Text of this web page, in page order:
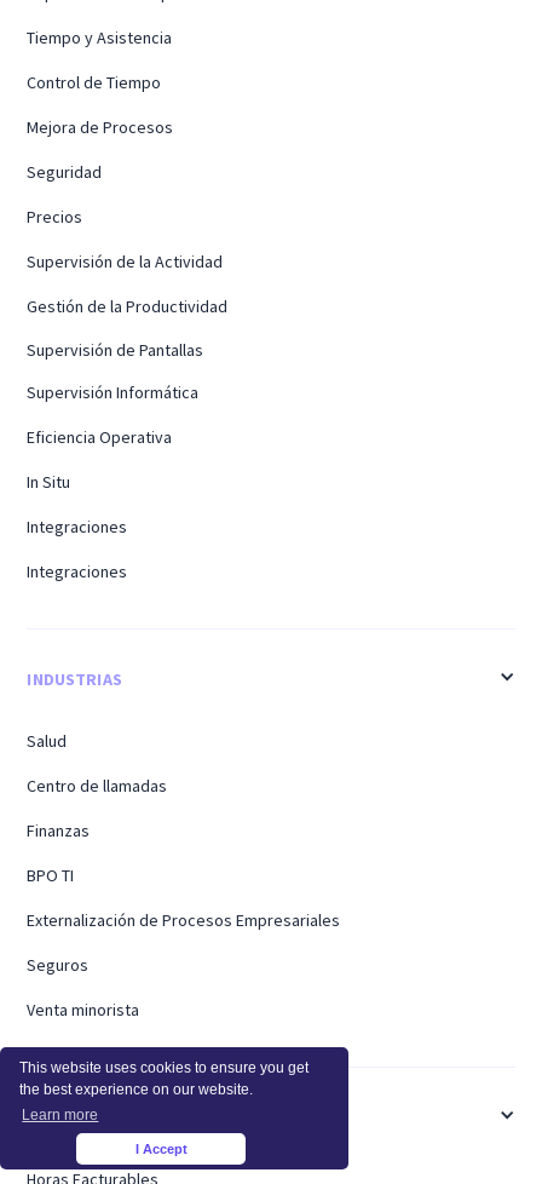
This website uses cookies to ensure you get
the best experience on our website.
Learn more
I Accept
Tiempo y Asistencia
Control de Tiempo
Mejora de Procesos
Seguridad
Precios
Supervisión de la Actividad
Gestión de la Productividad
Supervisión de Pantallas
Supervisión Informática
Eficiencia Operativa
In Situ
Integraciones
Integraciones
INDUSTRIAS
Salud
Centro de llamadas
Finanzas
BPO TI
Externalización de Procesos Empresariales
Seguros
Venta minorista
CASOS DE USO
Horas Facturables